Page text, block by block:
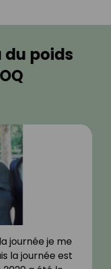
du poids
journée je me
la journée est